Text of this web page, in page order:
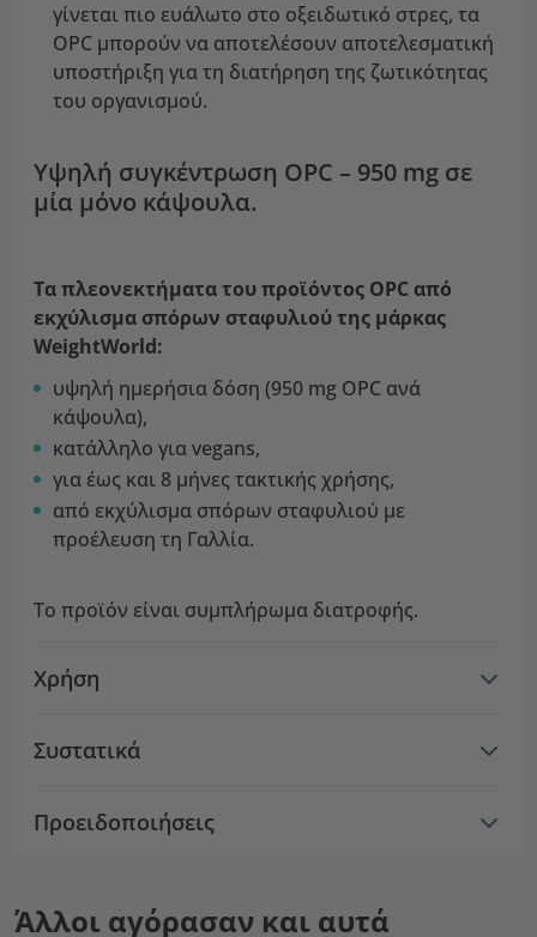
γίνεται πιο ευάλωτο στο οξειδωτικό στρες, τα
OPC μπορούν να αποτελέσουν αποτελεσματική
υποστήριξη για τη διατήρηση της ζωτικότητας
του οργανισμού.
Υψηλή συγκέντρωση OPC – 950 mg σε
μία μόνο κάψουλα.
Τα πλεονεκτήματα του προϊόντος OPC από
εκχύλισμα σπόρων σταφυλιού της μάρκας
WeightWorld:
υψηλή ημερήσια δόση (950 mg OPC ανά
κάψουλα),
κατάλληλο για vegans,
για έως και 8 μήνες τακτικής χρήσης,
από εκχύλισμα σπόρων σταφυλιού με
προέλευση τη Γαλλία.
Το προϊόν είναι συμπλήρωμα διατροφής.
Χρήση
Συστατικά
Προειδοποιήσεις
Άλλοι αγόρασαν και αυτά